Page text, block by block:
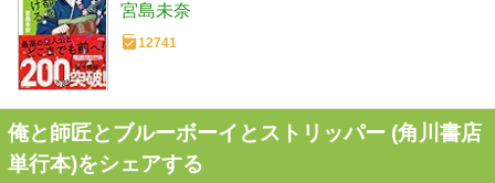
宮島未奈
12741
俺と師匠とブルーボーイとストリッパー (角川書店
単行本)をシェアする